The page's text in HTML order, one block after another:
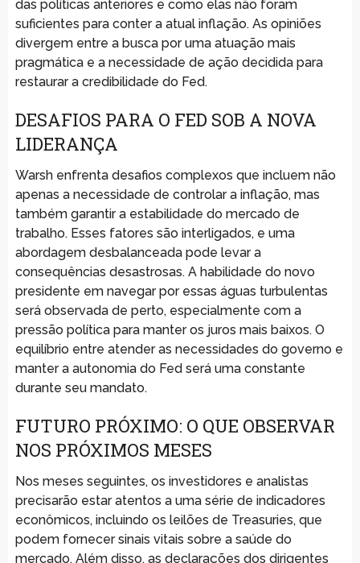
das políticas anteriores e como elas não foram
suficientes para conter a atual inflação. As opiniões
divergem entre a busca por uma atuação mais
pragmática e a necessidade de ação decidida para
restaurar a credibilidade do Fed.
DESAFIOS PARA O FED SOB A NOVA
LIDERANÇA
Warsh enfrenta desafios complexos que incluem não
apenas a necessidade de controlar a inflação, mas
também garantir a estabilidade do mercado de
trabalho. Esses fatores são interligados, e uma
abordagem desbalanceada pode levar a
consequências desastrosas. A habilidade do novo
presidente em navegar por essas águas turbulentas
será observada de perto, especialmente com a
pressão política para manter os juros mais baixos. O
equilíbrio entre atender as necessidades do governo e
manter a autonomia do Fed será uma constante
durante seu mandato.
FUTURO PRÓXIMO: O QUE OBSERVAR
NOS PRÓXIMOS MESES
Nos meses seguintes, os investidores e analistas
precisarão estar atentos a uma série de indicadores
econômicos, incluindo os leilões de Treasuries, que
podem fornecer sinais vitais sobre a saúde do
mercado. Além disso, as declarações dos dirigentes